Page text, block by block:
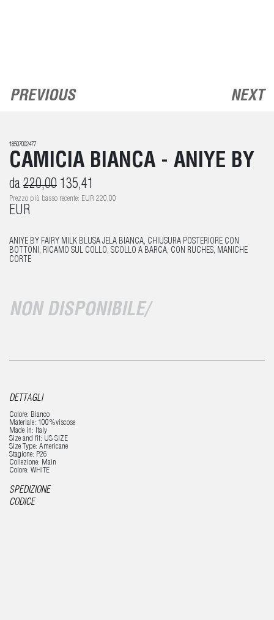
PREVIOUS NEXT
18507002477
CAMICIA BIANCA - ANIYE BY
da 220,00 135,41
Prezzo più basso recente: EUR 220,00
EUR
ANIYE BY FAIRY MILK BLUSA JELA BIANCA, CHIUSURA POSTERIORE CON
BOTTONI, RICAMO SUL COLLO, SCOLLO A BARCA, CON RUCHES, MANICHE
CORTE
NON DISPONIBILE/
DETTAGLI
Colore: Bianco
Materiale: 100%viscose
Made in: Italy
Size and fit: US SIZE
Size Type: Americane
Stagione: P26
Collezione: Main
Colore: WHITE
SPEDIZIONE
CODICE